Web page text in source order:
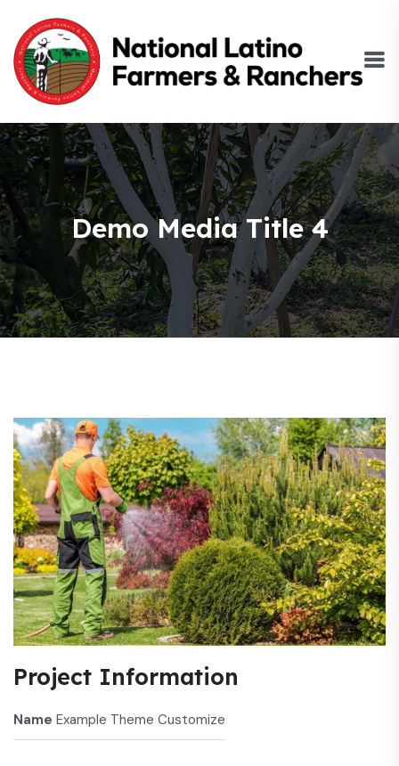
Demo Media Title 4
Project Information
Name Example Theme Customize